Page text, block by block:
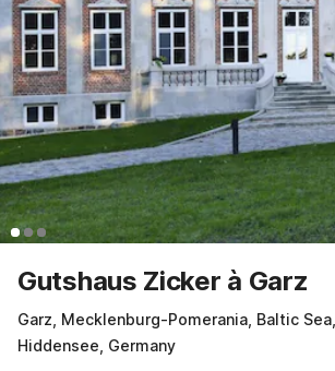
Gutshaus Zicker à Garz
Garz, Mecklenburg-Pomerania, Baltic
Hiddensee, Germany